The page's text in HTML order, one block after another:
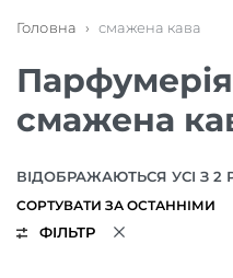
Головна › смажена кава
смажена
ВІДОБРАЖАЮТЬСЯ УСІ З 2
ФІЛЬТР